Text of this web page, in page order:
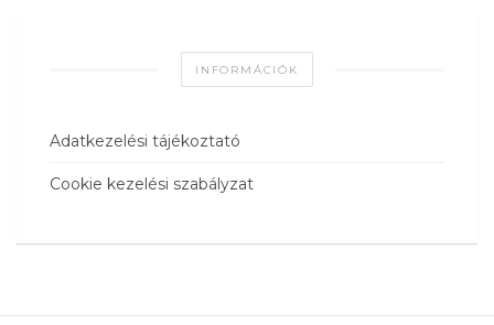
INFORMÁCIÓK
Adatkezelési tájékoztató
Cookie kezelési szabályzat